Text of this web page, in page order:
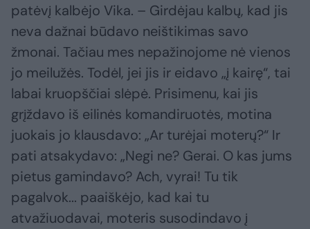
patėvį kalbėjo Vika. – Girdėjau kalbų, kad jis
neva dažnai būdavo neištikimas savo
žmonai. Tačiau mes nepažinojome nė vienos
jo meilužės. Todėl, jei jis ir eidavo „į kairę“, tai
labai kruopščiai slėpė. Prisimenu, kai jis
grįždavo iš eilinės komandiruotės, motina
juokais jo klausdavo: „Ar turėjai moterų?“ Ir
pati atsakydavo: „Negi ne? Gerai. O kas jums
pietus gamindavo? Ach, vyrai! Tu tik
pagalvok... paaiškėjo, kad kai tu
atvažiuodavai, moteris susodindavo į